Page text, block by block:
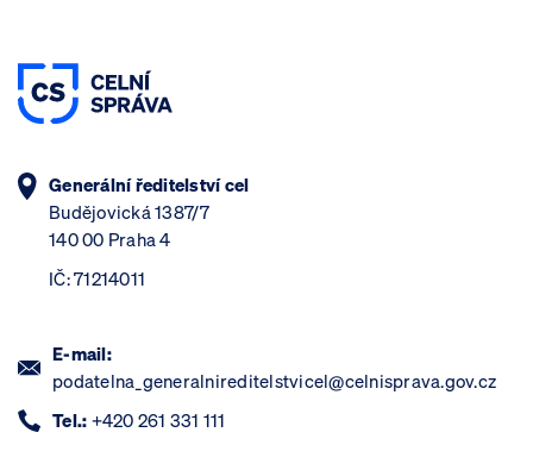
Generální ředitelství cel
Budějovická 1387/7
140 00 Praha 4
IČ: 71214011
E-mail:
podatelna_generalnireditelstvicel@celnisprava.gov.cz
Tel.: +420 261 331 111